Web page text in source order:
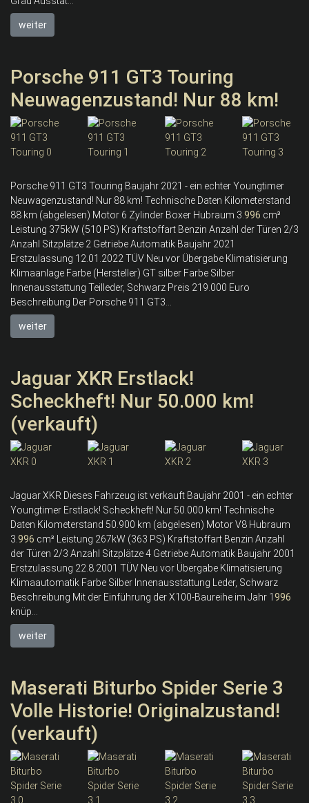
weiter
Porsche 911 GT3 Touring
Neuwagenzustand! Nur 88 km!
Porsche 911 GT3 Touring Baujahr 2021 - ein echter Youngtimer
Neuwagenzustand! Nur 88 km! Technische Daten Kilometerstand
88 km (abgelesen) Motor 6 Zylinder Boxer Hubraum 3.996 cm³
Leistung 375kW (510 PS) Kraftstoffart Benzin Anzahl der Türen 2/3
Anzahl Sitzplätze 2 Getriebe Automatik Baujahr 2021
Erstzulassung 12.01.2022 TÜV Neu vor Übergabe Klimatisierung
Klimaanlage Farbe (Hersteller) GT silber Farbe Silber
Innenausstattung Teilleder, Schwarz Preis 219.000 Euro
Beschreibung Der Porsche 911 GT3...
weiter
Jaguar XKR Erstlack!
Scheckheft! Nur 50.000 km!
(verkauft)
Jaguar XKR Dieses Fahrzeug ist verkauft Baujahr 2001 - ein echter
Youngtimer Erstlack! Scheckheft! Nur 50.000 km! Technische
Daten Kilometerstand 50.900 km (abgelesen) Motor V8 Hubraum
3.996 cm³ Leistung 267kW (363 PS) Kraftstoffart Benzin Anzahl
der Türen 2/3 Anzahl Sitzplätze 4 Getriebe Automatik Baujahr 2001
Erstzulassung 22.8.2001 TÜV Neu vor Übergabe Klimatisierung
Klimaautomatik Farbe Silber Innenausstattung Leder, Schwarz
Beschreibung Mit der Einführung der X100-Baureihe im Jahr 1 996
knüp...
weiter
Maserati Biturbo Spider Serie 3
Volle Historie! Originalzustand!
(verkauft)